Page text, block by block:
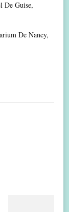
De Guise
De Nancy